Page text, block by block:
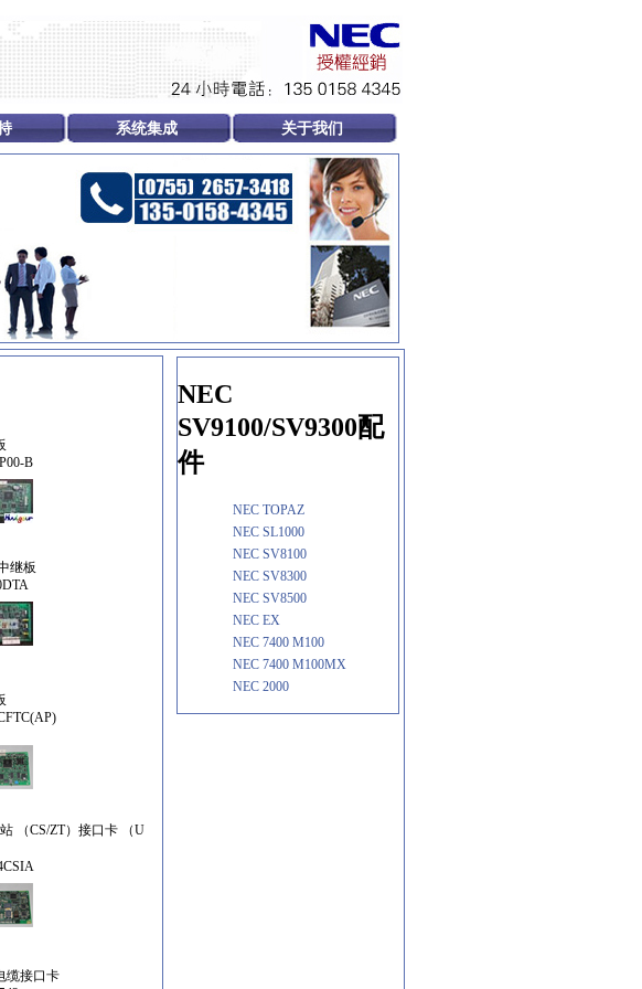
系统集成 关于我们
B
继板
（CS/ZT）接口卡 （U
缆接口卡
NEC
SV9100/SV9300配
件
NEC TOPAZ
NEC SL1000
NEC SV8100
NEC SV8300
NEC SV8500
NEC EX
NEC 7400 M100
NEC 7400 M100MX
NEC 2000